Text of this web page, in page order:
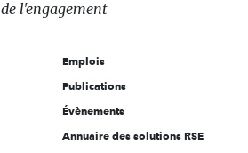
de l'engagement
Emplois
Publications
Évènements
Annuaire des solutions RSE